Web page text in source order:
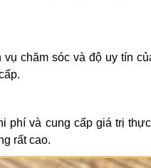
chăm sóc và độ uy tín
phí và cung cấp giá trị
rất cao.